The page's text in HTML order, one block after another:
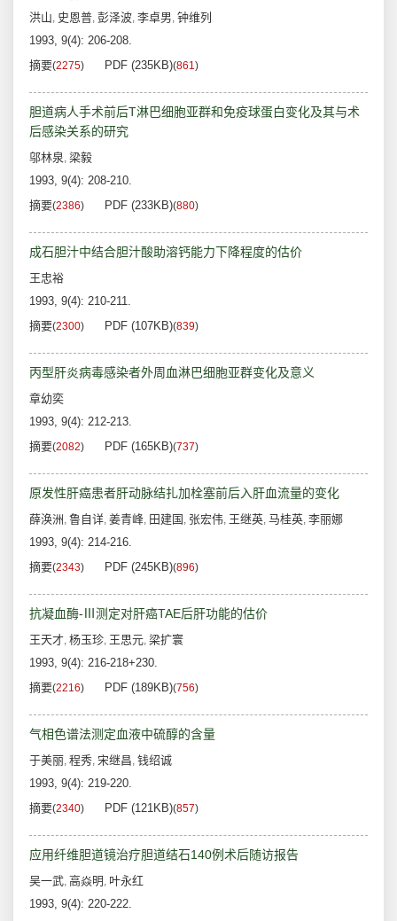
洪山, 史恩普, 彭泽波, 李卓男, 钟维列
1993, 9(4): 206-208.
摘要(2275) PDF (235KB)(861)
胆道病人手术前后T淋巴细胞亚群和免疫球蛋白变化及其与术
后感染关系的研究
邬林泉, 梁毅
1993, 9(4): 208-210.
摘要(2386) PDF (233KB)(880)
成石胆汁中结合胆汁酸助溶钙能力下降程度的估价
王忠裕
1993, 9(4): 210-211.
摘要(2300) PDF (107KB)(839)
丙型肝炎病毒感染者外周血淋巴细胞亚群变化及意义
章幼奕
1993, 9(4): 212-213.
摘要(2082) PDF (165KB)(737)
原发性肝癌患者肝动脉结扎加栓塞前后入肝血流量的变化
薛涣洲, 鲁自详, 姜青峰, 田建国 , 张宏伟, 王继英, 马桂英, 李丽娜
1993, 9(4): 214-216.
摘要(2343) PDF (245KB)(896)
抗凝血酶-Ⅲ测定对肝癌TAE后肝功能的估价
王天才, 杨玉珍, 王思元, 梁扩寰
1993, 9(4): 216-218+230.
摘要(2216) PDF (189KB)(756)
气相色谱法测定血液中硫醇的含量
于美丽, 程秀, 宋继昌, 钱绍诚
1993, 9(4): 219-220.
摘要(2340) PDF (121KB)(857)
应用纤维胆道镜治疗胆道结石140例术后随访报告
吴一武, 高焱明 , 叶永红
1993, 9(4): 220-222.